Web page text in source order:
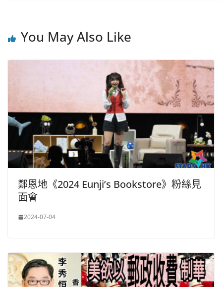
You May Also Like
鄭恩地《2024 Eunji’s Bookstore》粉絲見
面會
2024-07-04